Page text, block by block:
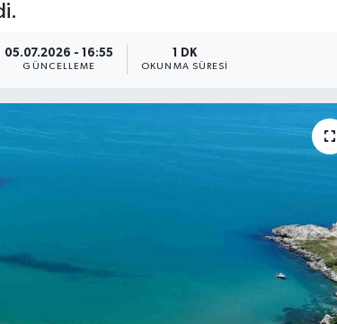
05.07.2026 - 16:55
GÜNCELLEME
1 DK
OKUNMA SÜRESI